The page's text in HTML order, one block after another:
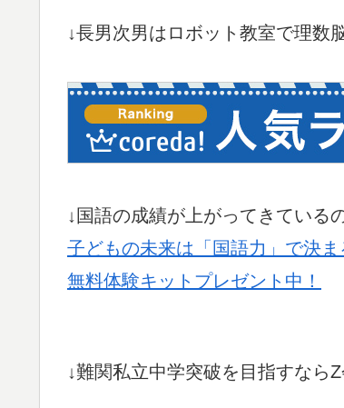
↓長男次男はロボット教室で理数
↓国語の成績が上がってきている
子どもの未来は「国語力」で決ま
無料体験キットプレゼント中！
↓難関私立中学突破を目指すなら